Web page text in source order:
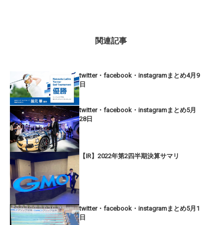
関連記事
twitter・facebook・instagramまとめ4月9
日
twitter・facebook・instagramまとめ5月
28日
【IR】2022年第2四半期決算サマリ
twitter・facebook・instagramまとめ5月1
日